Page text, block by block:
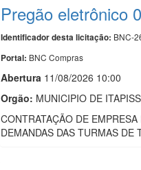
Pregão eletrônico
Identificador desta licitação: BNC-
Portal: BNC Compras
Abertura 11/08/2026 10:00
Orgão: MUNICIPIO DE
CONTRATAÇÃO DE
DEMANDAS DAS TURMAS